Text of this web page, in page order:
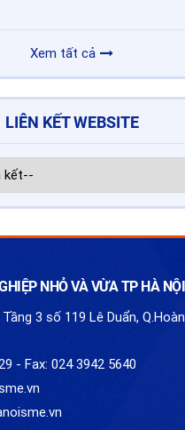
Xem tất cả
LIÊN KẾT WEBSITE
NHỎ VÀ VỪA TP HÀ NỘI
3 số 119 Lê Duẩn,
- Fax: 024 3942 5640